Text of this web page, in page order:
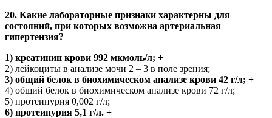
20. Какие лабораторные признаки характерны для
состояний, при которых возможна артериальная
гипертензия?
1) креатинин крови 992 мкмоль/л; +
2) лейкоциты в анализе мочи 2 – 3 в поле зрения;
3) общий белок в биохимическом анализе крови 42 г/л; +
4) общий белок в биохимическом анализе крови 72 г/л;
5) протеинурия 0,002 г/л;
6) протеинурия 5,1 г/л. +